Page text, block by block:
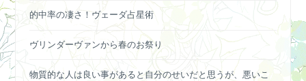
的中率の凄さ！ヴェーダ占星術
ヴリンダーヴァンから春のお祭り
物質的な人は良い事があると自分のせいだと思うが、悪いこ